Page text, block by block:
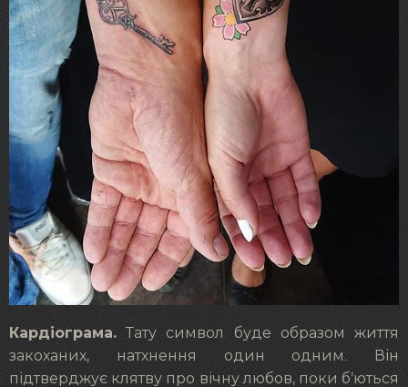
Кардіограма. Тату символ буде образом життя
закоханих, натхнення один одним. Він
підтверджує клятву про вічну любов, поки б’ються